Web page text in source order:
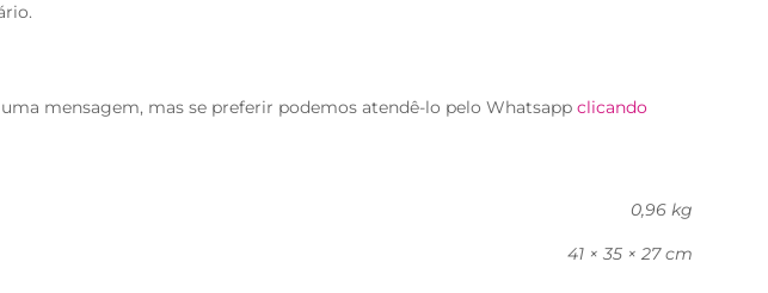
mensagem, mas se preferir podemos atendê-lo pelo Whatsappclicando
0,96 kg
41 × 35 × 27 cm